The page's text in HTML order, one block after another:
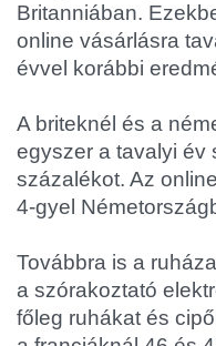
Britanniában.
online vásárlásra
évvel korábbi
A briteknél és a
egyszer a tavalyi év
százalékot. Az
4-gyel
Továbbra is a
a szórakoztató
főleg ruhákat és